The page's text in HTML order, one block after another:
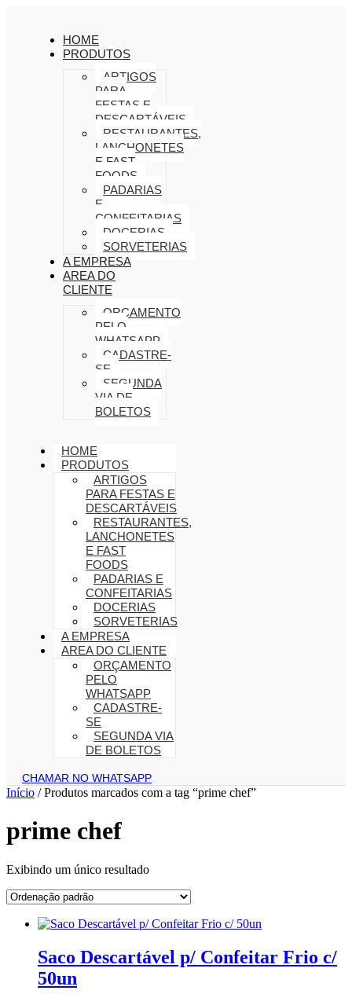
HOME
PRODUTOS
ARTIGOS
PARA
FESTAS E
DESCARTÁVEIS
RESTAURANTES,
LANCHONETES
E FAST
FOODS
PADARIAS
E
CONFEITARIAS
DOCERIAS
SORVETERIAS
A EMPRESA
AREA DO
CLIENTE
ORÇAMENTO
PELO
WHATSAPP
CADASTRE-
SE
SEGUNDA
VIA DE
BOLETOS
HOME
PRODUTOS
ARTIGOS
PARA FESTAS E
DESCARTÁVEIS
RESTAURANTES,
LANCHONETES
E FAST
FOODS
PADARIAS E
CONFEITARIAS
DOCERIAS
SORVETERIAS
A EMPRESA
AREA DO CLIENTE
ORÇAMENTO
PELO
WHATSAPP
CADASTRE-
SE
SEGUNDA VIA
DE BOLETOS
CHAMAR NO WHATSAPP
Início / Produtos marcados com a tag “prime chef”
prime chef
Exibindo um único resultado
Saco Descartável p/ Confeitar Frio c/
50un